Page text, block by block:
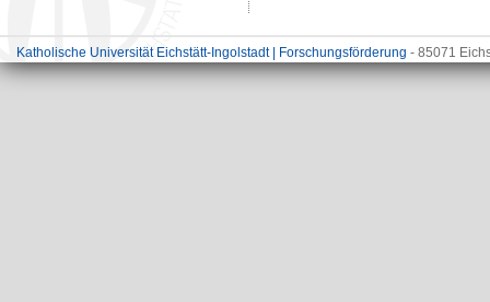
Katholische Universität Eichstätt-Ingolstadt | Forschungsförderung - 85071